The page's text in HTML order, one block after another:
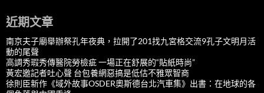
近期文章
南京夫子廟舉辦祭孔年夜典，拉開了201找九宮格交流9孔子文明月活
動的尾聲
高調秀瑕秀傳醫院勞檢疵 一場正在舒展的“貼紙時尚”
黃宏邀記者吐心聲 台包養網惡搞是低估不雅眾智商
徐則臣新作《域外故事OSDER奧斯德台北汽車集》出書：在地球的各